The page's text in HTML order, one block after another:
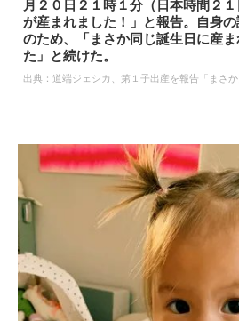
月２０日２１時１分（日本時間２
が産まれました！」と報告。自身
のため、「まさか同じ誕生日に産
た」と続けた。
出典： 道端ジェシカ、第１子出産を報告「まさか